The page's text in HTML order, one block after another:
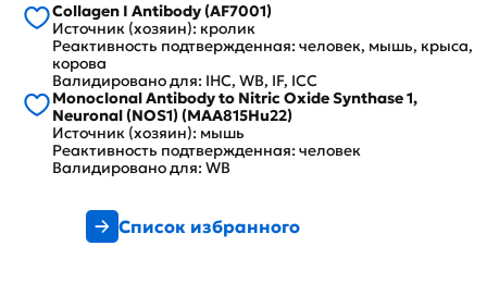
Collagen I Antibody (AF7001)
Источник (хозяин): кролик
Реактивность подтвержденная: человек, мышь, крыса,
корова
Валидировано для: IHC, WB, IF, ICC
Monoclonal Antibody to Nitric Oxide Synthase 1,
Neuronal (NOS1) (MAA815Hu22)
Источник (хозяин): мышь
Реактивность подтвержденная: человек
Валидировано для: WB
Список избранного